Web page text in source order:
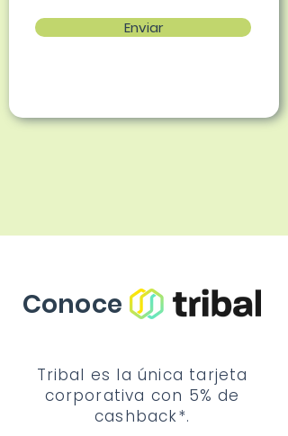
Enviar
Conoce
Tribal es la única tarjeta
corporativa con 5% de
cashback*.